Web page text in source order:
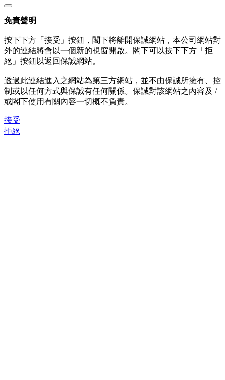
免責聲明
按下下方「接受」按鈕，閣下將離開保誠網站，本公司網站對
外的連結將會以一個新的視窗開啟。閣下可以按下下方「拒
絕」按鈕以返回保誠網站。
透過此連結進入之網站為第三方網站，並不由保誠所擁有、控
制或以任何方式與保誠有任何關係。保誠對該網站之內容及 /
或閣下使用有關內容一切概不負責。
接受
拒絕